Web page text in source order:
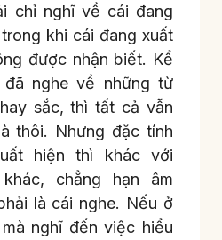
chỉ nghĩ về cái đang
khi cái đang xuất
được nhận biết. Kể
nghe về những từ
sắc, thì tất cả vẫn
thôi. Nhưng đặc tính
hiện thì khác với
chẳng hạn âm
là cái nghe. Nếu ở
nghĩ đến việc hiểu